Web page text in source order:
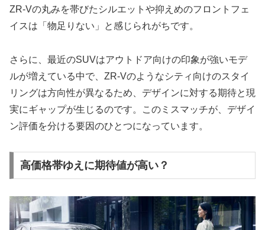
ZR-Vの丸みを帯びたシルエットや抑えめのフロントフェ
イスは「物足りない」と感じられがちです。
さらに、最近のSUVはアウトドア向けの印象が強いモデ
ルが増えている中で、ZR-Vのようなシティ向けのスタイ
リングは方向性が異なるため、デザインに対する期待と現
実にギャップが生じるのです。このミスマッチが、デザイ
ン評価を分ける要因のひとつになっています。
高価格帯ゆえに期待値が高い？